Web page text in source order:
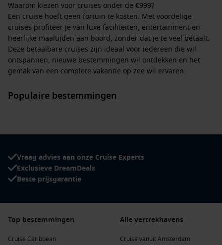
Waarom kiezen voor cruises onder de €999?
Een cruise hoeft geen fortuin te kosten. Met voordelige
cruises profiteer je van luxe faciliteiten, entertainment en
heerlijke maaltijden aan boord, zonder dat je te veel betaalt.
Deze betaalbare cruises zijn ideaal voor iedereen die wil
ontspannen, nieuwe bestemmingen wil ontdekken en het
gemak van een complete vakantie op zee wil ervaren.
Populaire bestemmingen
Canarische Eilanden, of de iconische fjorden vanNoorwegen.
Norwegian Cruise LineenHolland America Line
regelmatig betaalbare cruises aan, zodat er altijd een
passende optie is.
Boek op tijd voor de beste deals.
Wees flexibel met vertrekdata en bestemmingen.
Vraag advies aan onze Cruise Experts
Exclusieve DreamDeals
Beste prijsgarantie
Top bestemmingen
Cruise Caribbean
Alle vertrekhavens
Cruise vanuit Amsterdam